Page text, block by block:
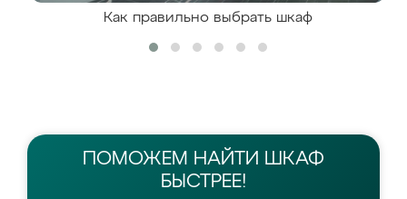
Как правильно выбрать шкаф
ПОМОЖЕМ НАЙТИ ШКАФ
БЫСТРЕЕ!